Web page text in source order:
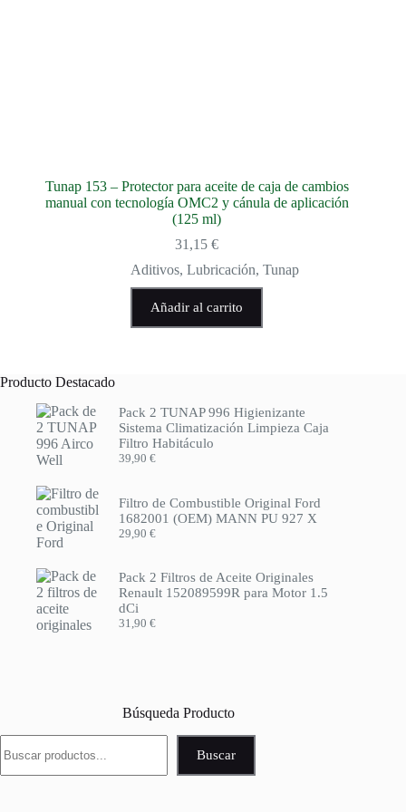
Tunap 153 – Protector para aceite de caja de cambios
manual con tecnología OMC2 y cánula de aplicación
(125 ml)
31,15€
Aditivos,Lubricación,Tunap
Añadir al carrito
Producto Destacado
Pack 2 TUNAP 996 Higienizante
Sistema Climatización Limpieza Caja
Filtro Habitáculo
39,90 €
Filtro de Combustible Original Ford
1682001 (OEM) MANN PU 927 X
29,90 €
Pack 2 Filtros de Aceite Originales
Renault 152089599R para Motor 1.5
dCi
31,90 €
Búsqueda Producto
Buscar